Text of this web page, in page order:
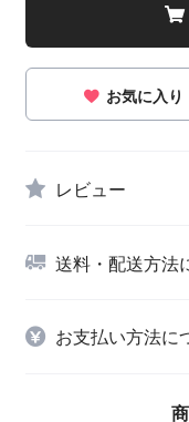
お気に入り
レビュー
送料・配送方法
お支払い方法に